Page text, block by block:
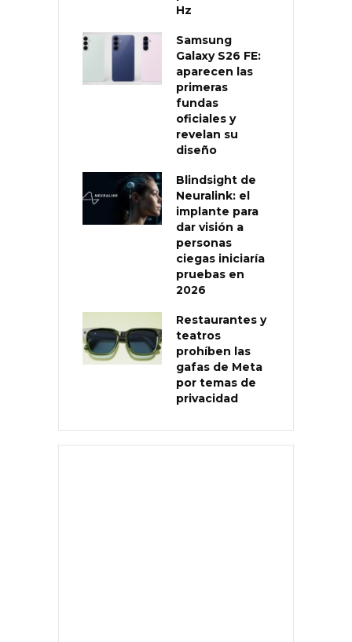
Hz
Samsung
Galaxy S26 FE:
aparecen las
primeras
fundas
oficiales y
revelan su
diseño
Blindsight de
Neuralink: el
implante para
dar visión a
personas
ciegas iniciaría
pruebas en
2026
Restaurantes y
teatros
prohíben las
gafas de Meta
por temas de
privacidad